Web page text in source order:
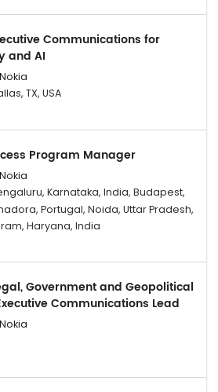
Communications for
and AI
Nokia
TX, USA
Program Manager
Nokia
Karnataka, India, Budapest,
Portugal, Noida, Uttar Pradesh,
Haryana, India
Government and Geopolitical
Communications Lead
Nokia